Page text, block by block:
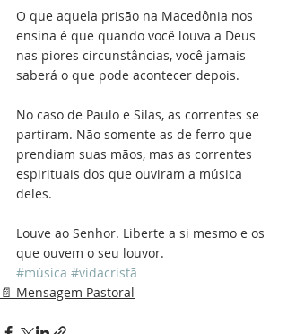
O que aquela prisão na Macedônia nos
ensina é que quando você louva a Deus
nas piores circunstâncias, você jamais
saberá o que pode acontecer depois.
No caso de Paulo e Silas, as correntes se
partiram. Não somente as de ferro que
prendiam suas mãos, mas as correntes
espirituais dos que ouviram a música
deles.
Louve ao Senhor. Liberte a si mesmo e os
que ouvem o seu louvor.
#música #vidacristã
📄 Mensagem Pastoral